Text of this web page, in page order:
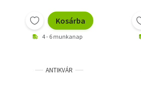
Kosárba
4 - 6 munkanap
ANTIKVÁR